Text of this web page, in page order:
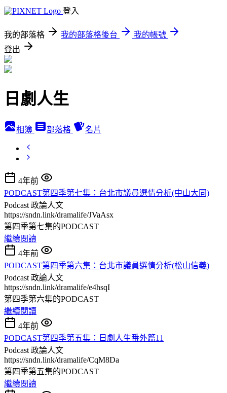
登入
我的部落格 我的部落格後台
我的帳號
登出
日劇人生
相簿 部落格 名片
4年前
PODCAST第四季第七集：台北市議員選情分析(中山大同)
Podcast 政論人文
https://sndn.link/dramalife/JVaAsx
第四季第七集的PODCAST
繼續閱讀
4年前
PODCAST第四季第六集：台北市議員選情分析(松山信義)
Podcast 政論人文
https://sndn.link/dramalife/e4hsqI
第四季第六集的PODCAST
繼續閱讀
4年前
PODCAST第四季第五集：日劇人生番外篇11
Podcast 政論人文
https://sndn.link/dramalife/CqM8Da
第四季第五集的PODCAST
繼續閱讀